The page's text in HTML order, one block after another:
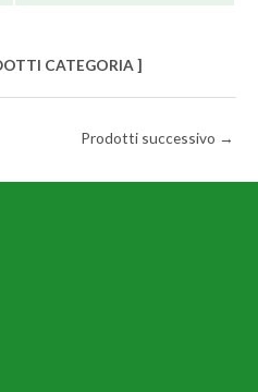
CATEGORIA ]
Prodotti successivo →